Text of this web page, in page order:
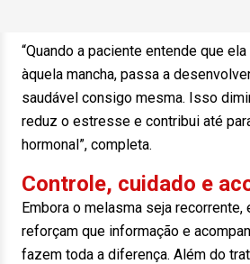
“Quando a paciente entende que
àquela mancha, passa a
saudável consigo mesma. Isso
reduz o estresse e contribui até
hormonal”, completa.
Controle, cuidado e
Embora o melasma seja
reforçam que informação e
fazem toda a diferença. Além do